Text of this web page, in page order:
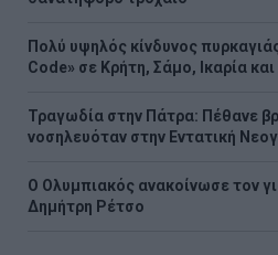
Πολύ υψηλός κίνδυνος
Code» σε Κρήτη, Σάμο, Ικαρία και
Τραγωδία στην Πάτρα: Πέθανε
νοσηλευόταν στην Εντατική
O Ολυμπιακός ανακοίνωσε τον
Δημήτρη Ρέτσο